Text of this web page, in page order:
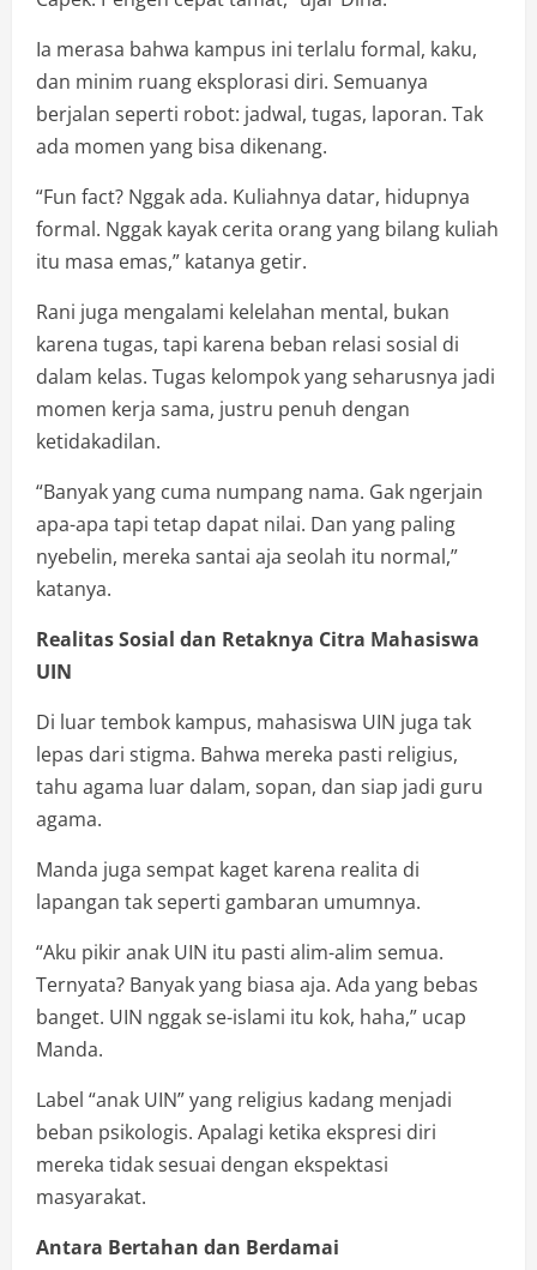
Ia merasa bahwa kampus ini terlalu formal, kaku,
dan minim ruang eksplorasi diri. Semuanya
berjalan seperti robot: jadwal, tugas, laporan. Tak
ada momen yang bisa dikenang.
“Fun fact? Nggak ada. Kuliahnya datar, hidupnya
formal. Nggak kayak cerita orang yang bilang kuliah
itu masa emas,” katanya getir.
Rani juga mengalami kelelahan mental, bukan
karena tugas, tapi karena beban relasi sosial di
dalam kelas. Tugas kelompok yang seharusnya jadi
momen kerja sama, justru penuh dengan
ketidakadilan.
“Banyak yang cuma numpang nama. Gak ngerjain
apa-apa tapi tetap dapat nilai. Dan yang paling
nyebelin, mereka santai aja seolah itu normal,”
katanya.
Realitas Sosial dan Retaknya Citra Mahasiswa
UIN
Di luar tembok kampus, mahasiswa UIN juga tak
lepas dari stigma. Bahwa mereka pasti religius,
tahu agama luar dalam, sopan, dan siap jadi guru
agama.
Manda juga sempat kaget karena realita di
lapangan tak seperti gambaran umumnya.
“Aku pikir anak UIN itu pasti alim-alim semua.
Ternyata? Banyak yang biasa aja. Ada yang bebas
banget. UIN nggak se-islami itu kok, haha,” ucap
Manda.
Label “anak UIN” yang religius kadang menjadi
beban psikologis. Apalagi ketika ekspresi diri
mereka tidak sesuai dengan ekspektasi
masyarakat.
Antara Bertahan dan Berdamai